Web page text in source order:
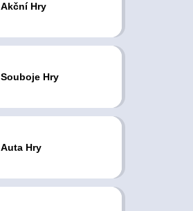
Akční Hry
Souboje Hry
Auta Hry